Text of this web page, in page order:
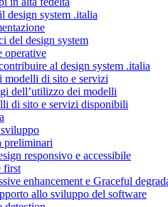
design system .italia
del design system
operative
al design system .italia
modelli di sito e servizi
dell’utilizzo dei modelli
di sito e servizi disponibili
preliminari
responsivo e accessibile
first
enhancement e Graceful
allo sviluppo del software